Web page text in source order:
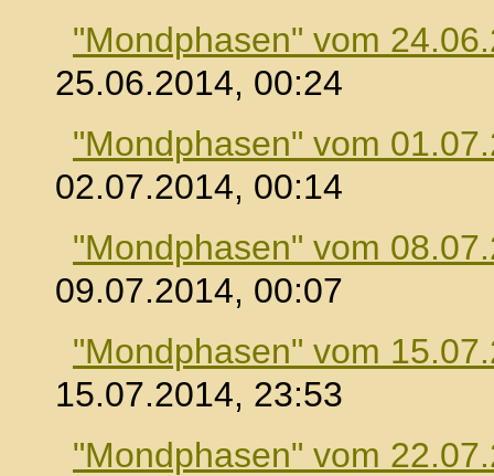
"Mondphasen" vom
25.06.2014, 00:24
"Mondphasen" vom
02.07.2014, 00:14
"Mondphasen" vom
09.07.2014, 00:07
"Mondphasen" vom
15.07.2014, 23:53
"Mondphasen" vom